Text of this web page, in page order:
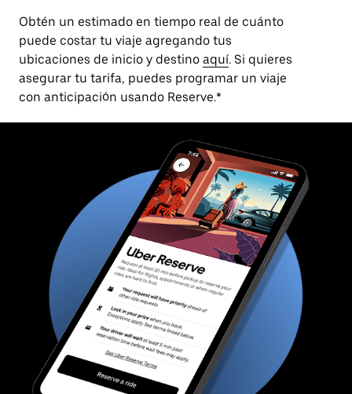
Obtén un estimado en tiempo real de cuánto
puede costar tu viaje agregando tus
ubicaciones de inicio y destino aquí. Si quieres
asegurar tu tarifa, puedes programar un viaje
con anticipación usando Reserve.*